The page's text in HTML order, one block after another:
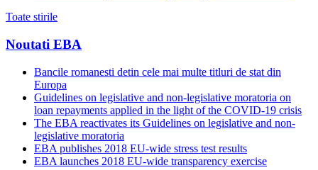
Toate stirile
Noutati EBA
Bancile romanesti detin cele mai multe titluri de stat din
Europa
Guidelines on legislative and non-legislative moratoria on
loan repayments applied in the light of the COVID-19 crisis
The EBA reactivates its Guidelines on legislative and non-
legislative moratoria
EBA publishes 2018 EU-wide stress test results
EBA launches 2018 EU-wide transparency exercise